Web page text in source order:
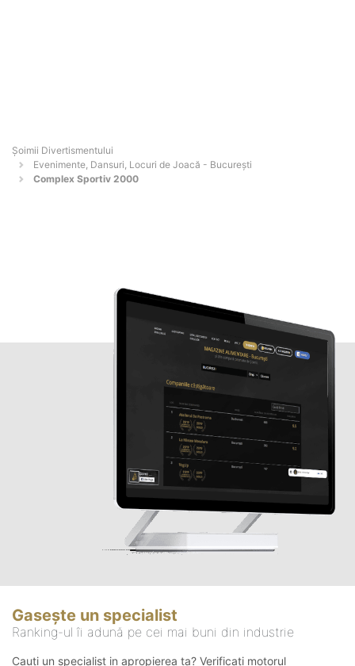
Şoimii Divertismentului
Evenimente, Dansuri, Locuri de Joacă - Bucureşti
Complex Sportiv 2000
Gasește un specialist
Ranking-ul îi adună pe cei mai buni din industrie
Cauți un specialist in apropierea ta? Verificați motorul